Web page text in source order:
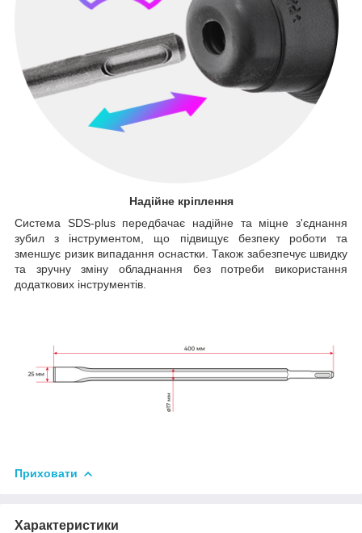
Надійне кріплення
Система SDS-plus передбачає надійне та міцне з'єднання
зубил з інструментом, що підвищує безпеку роботи та
зменшує ризик випадання оснастки. Також забезпечує швидку
та зручну зміну обладнання без потреби використання
додаткових інструментів.
Приховати
Характеристики